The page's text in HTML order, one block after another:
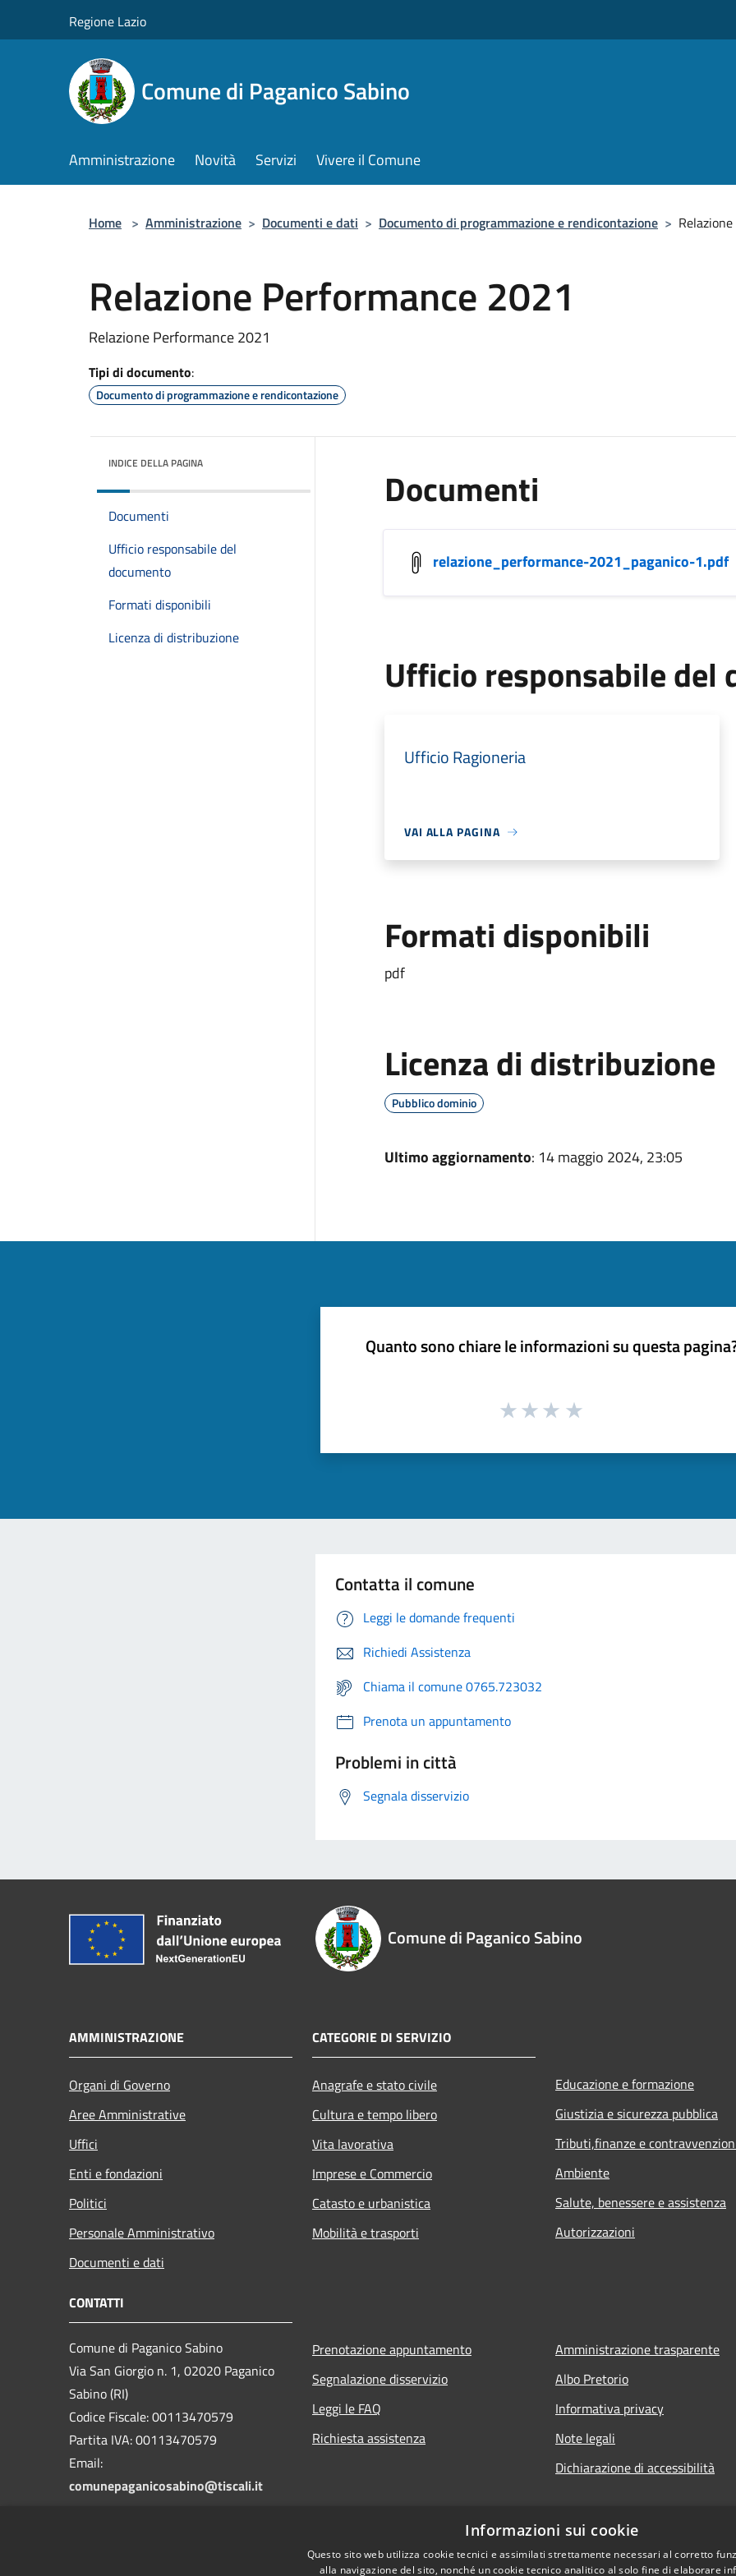
Regione Lazio
Comune di Paganico Sabino
Amministrazione Novità Servizi Vivere il Comune
Home > Amministrazione > Documenti e dati > Documento di programmazione e rendicontazione >
Relazione Performance 2021
Relazione Performance 2021
Tipi di documento:
Documento di programmazione e rendicontazione
INDICE DELLA PAGINA
Documenti
Ufficio responsabile del
documento
Formati disponibili
Licenza di distribuzione
Documenti
relazione_performance-2021_paganico-1.pdf
Ufficio responsabile del
Ufficio Ragioneria
VAI ALLA PAGINA
Formati disponibili
pdf
Licenza di distribuzione
Pubblico dominio
Ultimo aggiornamento: 14 maggio 2024, 23:05
Quanto sono chiare le informazioni su questa
Contatta il comune
Leggi le domande frequenti
Richiedi Assistenza
Chiama il comune 0765.723032
Prenota un appuntamento
Problemi in città
Segnala disservizio
Comune di Paganico Sabino
AMMINISTRAZIONE
Organi di Governo
Aree Amministrative
Uffici
Enti e fondazioni
Politici
Personale Amministrativo
Documenti e dati
CATEGORIE DI SERVIZIO
Anagrafe e stato civile
Cultura e tempo libero
Vita lavorativa
Imprese e Commercio
Catasto e urbanistica
Mobilità e trasporti
Educazione e formazione
Giustizia e sicurezza pubblica
Tributi,finanze e
Ambiente
Salute, benessere e assistenza
Autorizzazioni
CONTATTI
Comune di Paganico Sabino
Via San Giorgio n. 1, 02020 Paganico
Sabino (RI)
Codice Fiscale: 00113470579
Partita IVA: 00113470579
Email:
comunepaganicosabino@tiscali.it
Prenotazione appuntamento
Segnalazione disservizio
Leggi le FAQ
Richiesta assistenza
Amministrazione trasparente
Albo Pretorio
Informativa privacy
Note legali
Dichiarazione di accessibilità
Informazioni sui cookie
Questo sito web utilizza cookie tecnici e assimilati strettamente necessari al corretto
alla navigazione del sito, nonché un cookie tecnico analitico al solo fine di elaborare